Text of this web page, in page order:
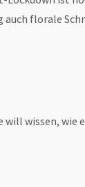
auch florale
wissen, wie